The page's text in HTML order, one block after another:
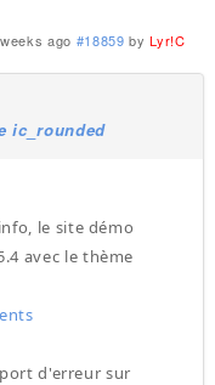
ago #18859 byLyr!C
ic_rounded
le site démo
avec le thème
d'erreur sur